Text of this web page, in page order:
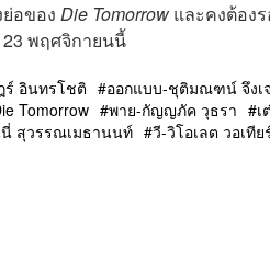
อของ Die Tomorrow และคงต้อง
พฤศจิกายนนี้
ร์ อินทรโชติ ออกแบบ-ชุติมณฑน์ จึงเ
Tomorrow พาย-กัญญภัค วุธรา
สุวรรณเมธานนท์ วี-วิโอเลต วอเทีย